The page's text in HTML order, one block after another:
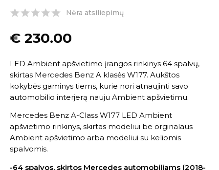
Nėra atsiliepimų
€ 230.00
LED Ambient apšvietimo įrangos rinkinys 64 spalvų,
skirtas Mercedes Benz A klasės W177. Aukštos
kokybės gaminys tiems, kurie nori atnaujinti savo
automobilio interjerą nauju Ambient apšvietimu.
Mercedes Benz A-Class W177 LED Ambient
apšvietimo rinkinys, skirtas modeliui be orginalaus
Ambient apšvietimo arba modeliui su keliomis
spalvomis.
-64 spalvos, skirtos Mercedes automobiliams (2018-